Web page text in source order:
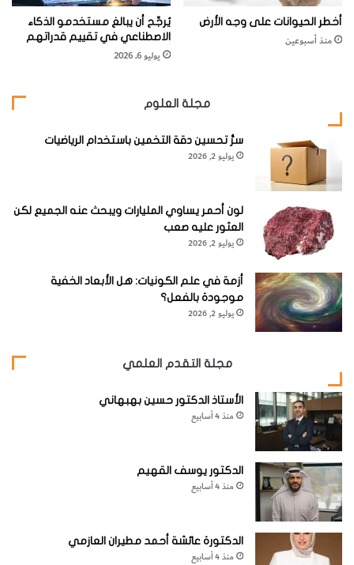
أخطر الحيوانات على وجه الأرض
منذ أسبوعين
يُرجَّح أن يبالغ مستخدمو الذكاء
الاصطناعي في تقييم قدراتهم
يوليو 6, 2026
مجلة العلوم
سرُّ تحسين دقة التخمين باستخدام الرياضيات
يوليو 2, 2026
لون أحمر يساوي المليارات ويبحث عنه الجميع لكن
العثور عليه صعب
يوليو 2, 2026
أزمة في علم الكونيات: هل الأبعاد الخفية
موجودة بالفعل؟
يوليو 2, 2026
مجلة التقدم العلمي
الأستاذ الدكتور حسين بهبهاني
منذ 4 أسابيع
الدكتور يوسف القهيم
منذ 4 أسابيع
الدكتورة عائشة أحمد مطيران العازمي
منذ 4 أسابيع